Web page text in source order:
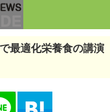
最適化栄養食の講演